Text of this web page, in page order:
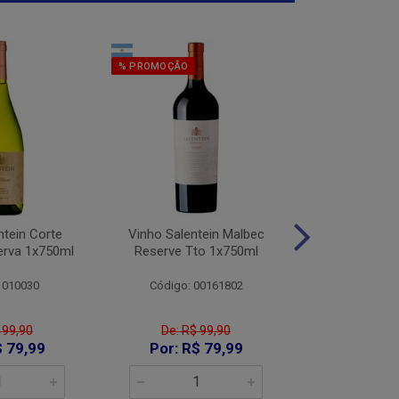
Corte
1x750ml
99,90
79,99
% PROMOÇÃO
Vinho Salentein Malbec
Reserve Tto 1x750ml
Código: 00161802
De: R$ 99,90
Por: R$ 79,99